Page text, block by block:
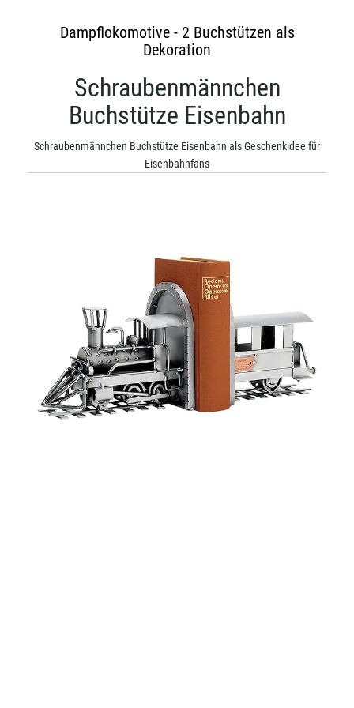
Dampflokomotive - 2 Buchstützen als
Dekoration
Schraubenmännchen
Buchstütze Eisenbahn
Schraubenmännchen Buchstütze Eisenbahn als Geschenkidee für
Eisenbahnfans